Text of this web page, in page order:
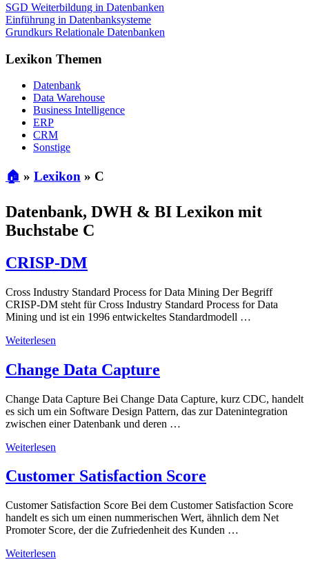
SGD Weiterbildung in Datenbanken
Einführung in Datenbanksysteme
Grundkurs Relationale Datenbanken
Lexikon Themen
Datenbank
Data Warehouse
Business Intelligence
ERP
CRM
Sonstige
🏠 » Lexikon » C
Datenbank, DWH & BI Lexikon mit
Buchstabe C
CRISP-DM
Cross Industry Standard Process for Data Mining Der Begriff
CRISP-DM steht für Cross Industry Standard Process for Data
Mining und ist ein 1996 entwickeltes Standardmodell …
Weiterlesen
Change Data Capture
Change Data Capture Bei Change Data Capture, kurz CDC, handelt
es sich um ein Software Design Pattern, das zur Datenintegration
zwischen einer Datenbank und deren …
Weiterlesen
Customer Satisfaction Score
Customer Satisfaction Score Bei dem Customer Satisfaction Score
handelt es sich um einen nummerischen Wert, ähnlich dem Net
Promoter Score, der die Zufriedenheit des Kunden …
Weiterlesen